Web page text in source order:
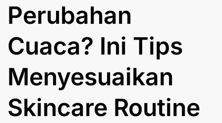
Perubahan
Cuaca? Ini Tips
Menyesuaikan
Skincare Routine